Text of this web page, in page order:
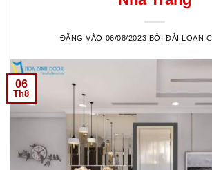
ĐĂNG VÀO 06/08/2023 BỞI ĐÀI LOAN
06
Th8